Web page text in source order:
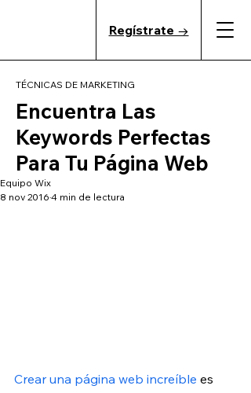
Regístrate →
TÉCNICAS DE MARKETING
Encuentra Las
Keywords Perfectas
Para Tu Página Web
Equipo Wix
8 nov 2016 4 min de lectura
Crear una página web increíble es